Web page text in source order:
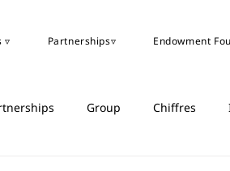
▿ Partnerships▿ Endowment
Group Chiffres